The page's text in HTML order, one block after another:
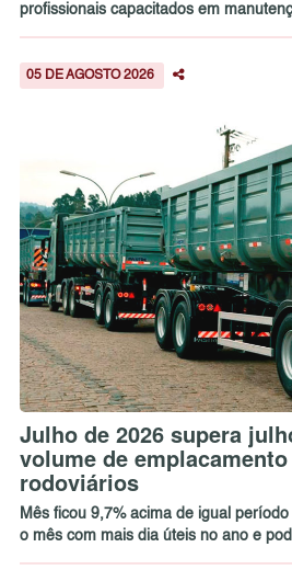
profissionais capacitados em
05 DE AGOSTO 2026
Julho de 2026 supera
volume de
rodoviários
Mês ficou 9,7% acima de igual
o mês com mais dia úteis no ano e